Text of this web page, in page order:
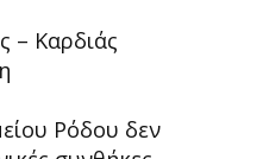
– Καρδιάς
Ρόδου δεν